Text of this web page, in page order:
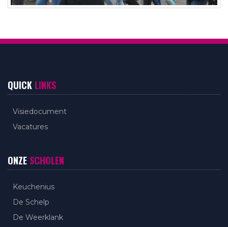
QUICK LINKS
Visiedocument
Vacatures
ONZE SCHOLEN
Keuchenius
De Schelp
De Weerklank